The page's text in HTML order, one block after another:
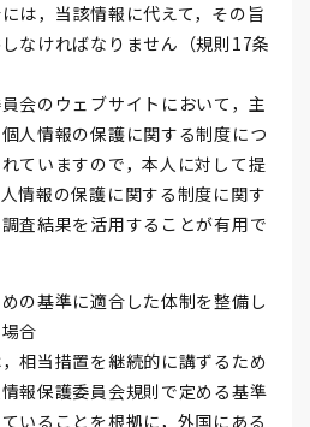
は，当該情報に代えて，その旨
なければなりません（規則17条
会のウェブサイトにおいて，主
人情報の保護に関する制度につ
ていますので，本人に対して提
情報の保護に関する制度に関す
査結果を活用することが有用で
の基準に適合した体制を整備し
合
相当措置を継続的に講ずるため
報保護委員会規則で定める基準
いることを根拠に，外国にある